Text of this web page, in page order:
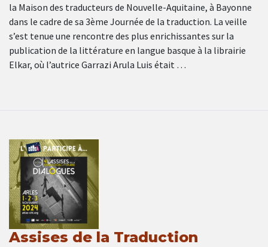
la Maison des traducteurs de Nouvelle-Aquitaine, à Bayonne
dans le cadre de sa 3ème Journée de la traduction. La veille
s’est tenue une rencontre des plus enrichissantes sur la
publication de la littérature en langue basque à la librairie
Elkar, où l’autrice Garrazi Arula Luis était …
Assises de la Traduction